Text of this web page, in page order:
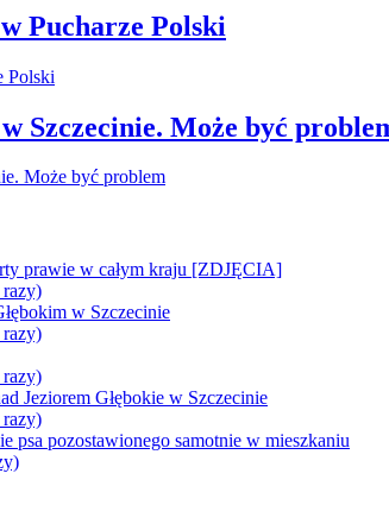
Pucharze Polski
Szczecinie. Może być
prawie w całym kraju [ZDJĘCIA]
razy)
w Szczecinie
razy)
razy)
Jeziorem Głębokie w Szczecinie
razy)
psa pozostawionego samotnie w mieszkaniu